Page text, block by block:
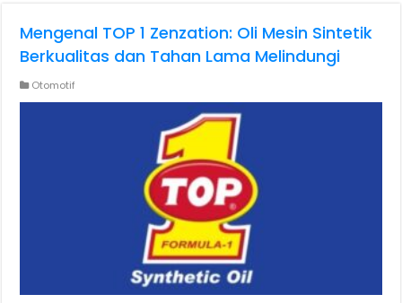
Mengenal TOP 1 Zenzation: Oli Mesin Sintetik
Berkualitas dan Tahan Lama Melindungi
Otomotif